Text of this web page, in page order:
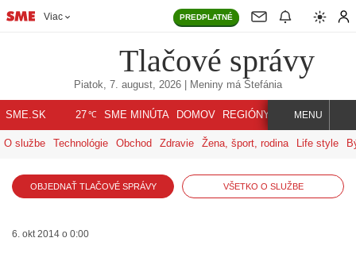
Viac PREDPLATNÉ
Tlačové správy
Piatok, 7. august, 2026 | Meniny má Štefánia
SME.SK 27℃ SME MINÚTA DOMOV REGIÓNY INDEX SVET
MENU
O službe Technológie Obchod Zdravie Žena, šport, rodina Life style
OBJEDNAŤ TLAČOVÉ SPRÁVY VŠETKO O SLUŽBE
6. okt 2014 o 0:00